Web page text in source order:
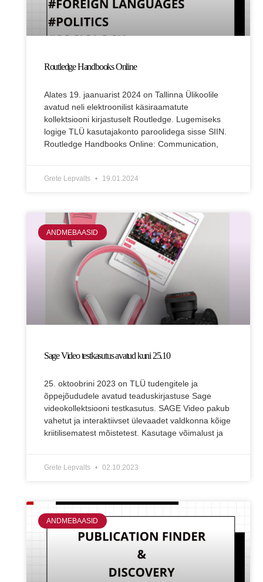
Routledge Handbooks Online
Alates 19. jaanuarist 2024 on Tallinna Ülikoolile
avatud neli elektroonilist käsiraamatute
kollektsiooni kirjastuselt Routledge. Lugemiseks
logige TLÜ kasutajakonto paroolidega sisse SIIN.
Routledge Handbooks Online: Communication,
Grete Lepvalts 19.01.2024
ANDMEBAASID
Sage Video testkasutus avatud kuni 25.10
25. oktoobrini 2023 on TLÜ tudengitele ja
õppejõududele avatud teaduskirjastuse Sage
videokollektsiooni testkasutus. SAGE Video pakub
vahetut ja interaktiivset ülevaadet valdkonna kõige
kriitilisematest mõistetest. Kasutage võimalust ja
Grete Lepvalts 02.10.2023
ANDMEBAASID